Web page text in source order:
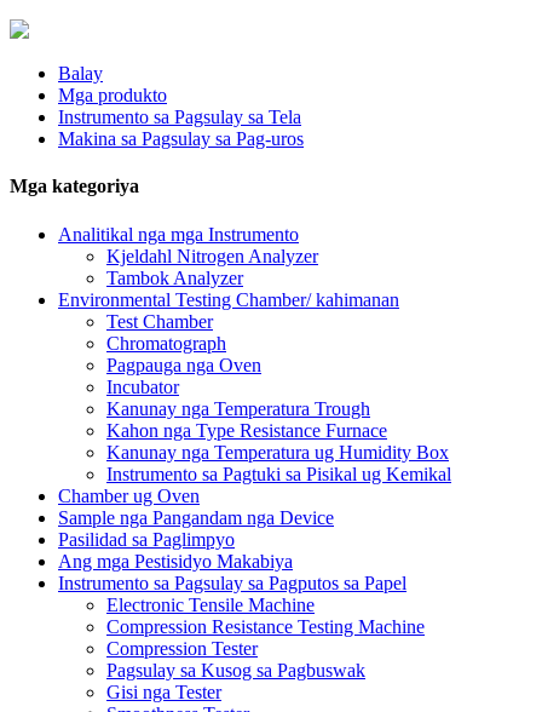
Balay
Mga produkto
Instrumento sa Pagsulay sa Tela
Makina sa Pagsulay sa Pag-uros
Mga kategoriya
Analitikal nga mga Instrumento
Kjeldahl Nitrogen Analyzer
Tambok Analyzer
Environmental Testing Chamber/ kahimanan
Test Chamber
Chromatograph
Pagpauga nga Oven
Incubator
Kanunay nga Temperatura Trough
Kahon nga Type Resistance Furnace
Kanunay nga Temperatura ug Humidity Box
Instrumento sa Pagtuki sa Pisikal ug Kemikal
Chamber ug Oven
Sample nga Pangandam nga Device
Pasilidad sa Paglimpyo
Ang mga Pestisidyo Makabiya
Instrumento sa Pagsulay sa Pagputos sa Papel
Electronic Tensile Machine
Compression Resistance Testing Machine
Compression Tester
Pagsulay sa Kusog sa Pagbuswak
Gisi nga Tester